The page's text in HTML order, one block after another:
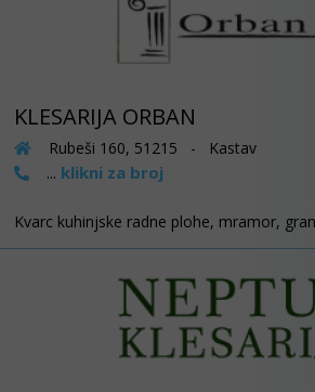
KLESARIJA ORBAN
Rubeši 160, 51215 - Kastav
... klikni za broj
Kvarc kuhinjske radne plohe, mramor,